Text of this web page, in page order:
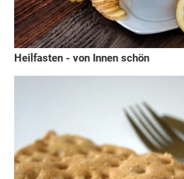
Heilfasten - von Innen schön